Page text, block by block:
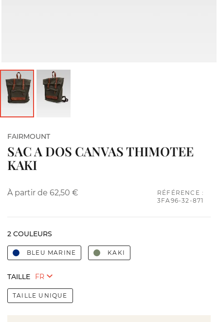
FAIRMOUNT
SAC A DOS CANVAS THIMOTEE
KAKI
À partir de 62,50 €
RÉFÉRENCE :
3FA96-32-871
2 COULEURS
BLEU MARINE KAKI
TAILLE
TAILLE UNIQUE